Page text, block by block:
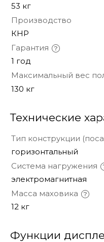
53 кг
Производство
КНР
Гарантия
1 год
Максимальный вес
130 кг
Технические
Тип конструкции
горизонтальный
Система нагружения
электромагнитная
Масса маховика
12 кг
Функции